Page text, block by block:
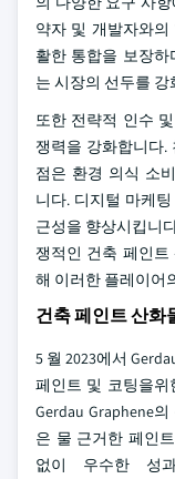
약자 및 개발자와
활한 통합을 보장
는 시장의 선두를
또한 전략적 인수
쟁력을 강화합니다.
점은 환경 의식 소
니다. 디지털 마케
근성을 향상시킵니
쟁적인 건축 페인
해 이러한 플레이어
건축 페인트 산화
5 월 2023에서
페인트 및 코팅을
Gerdau Graphene
은 물 근거한 페인
없이 우수한 성